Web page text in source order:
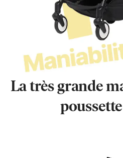
La très grande